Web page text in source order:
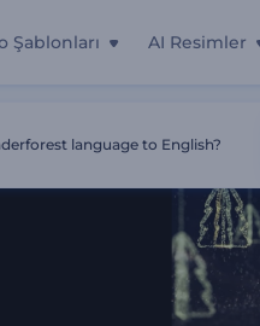
Şablonları AI Resimler
language to English?